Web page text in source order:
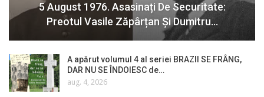
5 August 1976. Asasinați De Securitate:
Preotul Vasile Zăpârțan Și Dumitru…
A apărut volumul 4 al seriei BRAZII SE FRÂNG,
DAR NU SE ÎNDOIESC de…
aug. 4, 2026